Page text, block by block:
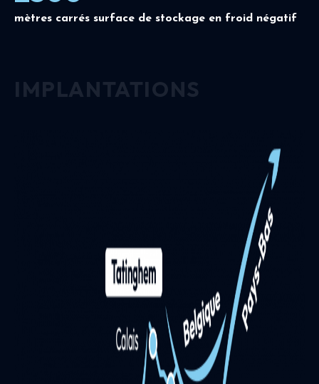
mètres carrés surface de stockage en froid négatif
IMPLANTATIONS